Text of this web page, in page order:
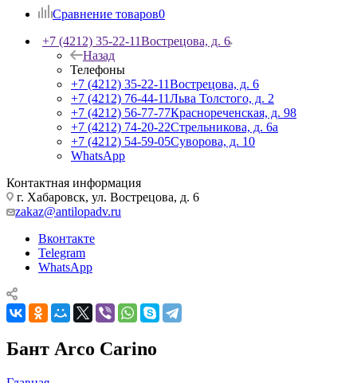
Сравнение товаров0
+7 (4212) 35-22-11Вострецова, д. 6
Назад
Телефоны
+7 (4212) 35-22-11Вострецова, д. 6
+7 (4212) 76-44-11Льва Толстого, д. 2
+7 (4212) 56-77-77Краснореченская, д. 98
+7 (4212) 74-20-22Стрельникова, д. 6а
+7 (4212) 54-59-05Суворова, д. 10
WhatsApp
Контактная информация
г. Хабаровск, ул. Вострецова, д. 6
zakaz@antilopadv.ru
Вконтакте
Telegram
WhatsApp
Бант Arco Carino